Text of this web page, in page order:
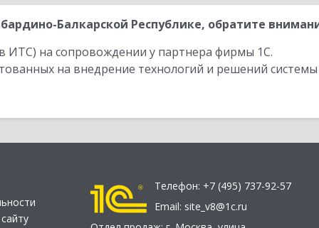
Балкарской Республике, обратите
ИТС) на сопровождении у партнера фирмы 1С.
на внедрение технологий и решений
Телефон: +7 (495) 737-92-57
Email: site_v8@1c.ru